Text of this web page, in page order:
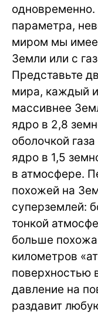
одновременно.
параметра,
миром мы
Земли или с
Представьте
мира, каждый
массивнее
ядро в 2,8
оболочкой
ядро в 1,5
в атмосфере.
похожей на
суперземлей:
тонкой
больше
километров
поверхностью
давление на
раздавит